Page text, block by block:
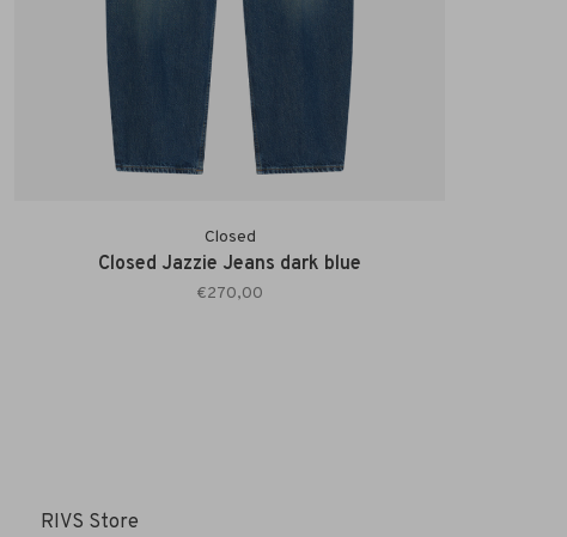
Closed
Closed Jazzie Jeans dark blue
€270,00
RIVS Store